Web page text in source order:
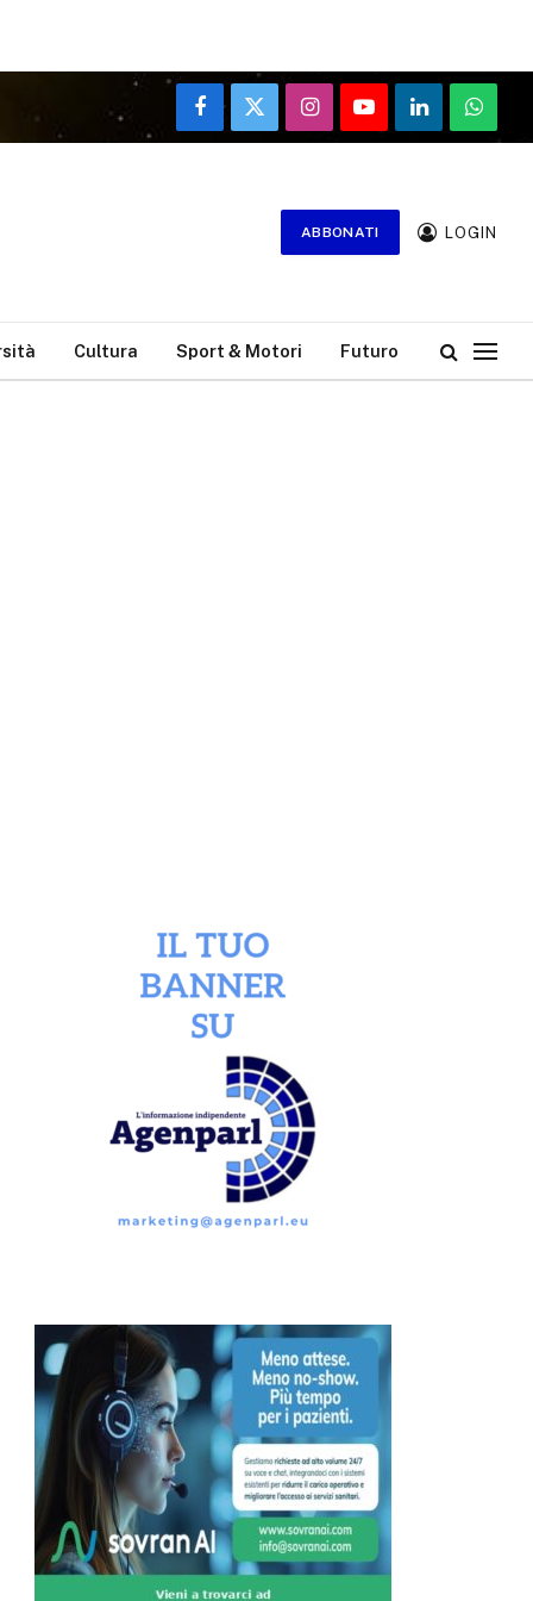
Facebook
X
(Twitter)
InstagramYouTubeLinkedIn
ABBONATI LOGIN
Cultura Sport & Motori Futuro